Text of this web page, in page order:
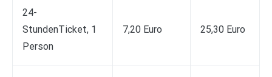
24-
StundenTicket, 1
Person
7,20 Euro​ 25,30 Euro​